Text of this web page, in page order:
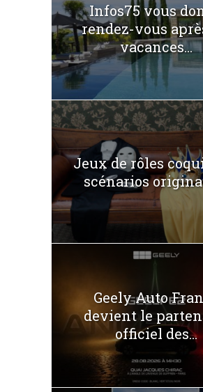
Infos75 vous
rendez-vous
vacances...
Jeux de rôles
scénarios
Geely Auto
devient le
officiel des...